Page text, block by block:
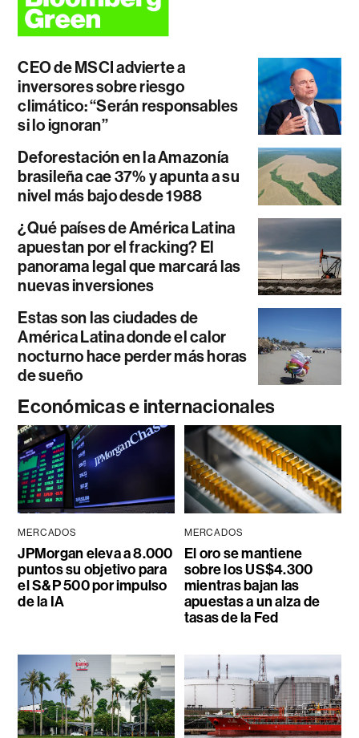
CEO de MSCI advierte a
inversores sobre riesgo
climático: “Serán responsables
si lo ignoran”
Deforestación en la Amazonía
brasileña cae 37% y apunta a su
nivel más bajo desde 1988
¿Qué países de América Latina
apuestan por el fracking? El
panorama legal que marcará las
nuevas inversiones
Estas son las ciudades de
América Latina donde el calor
nocturno hace perder más horas
de sueño
Económicas e internacionales
MERCADOS
JPMorgan eleva a 8.000
puntos su objetivo para
el S&P 500 por impulso
de la IA
MERCADOS
El oro se mantiene
sobre los US$4.300
mientras bajan las
apuestas a un alza de
tasas de la Fed